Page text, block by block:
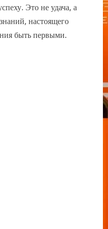
Это не удача, а
настоящего
быть первыми.